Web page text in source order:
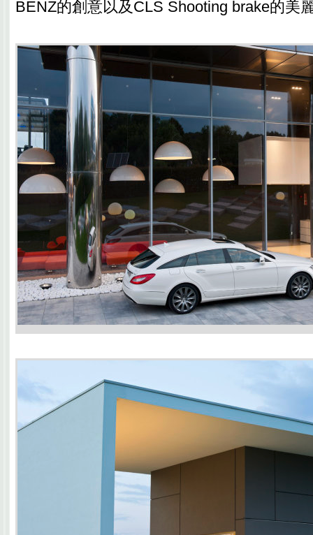
BENZ的創意以及CLS Shooting brake的美